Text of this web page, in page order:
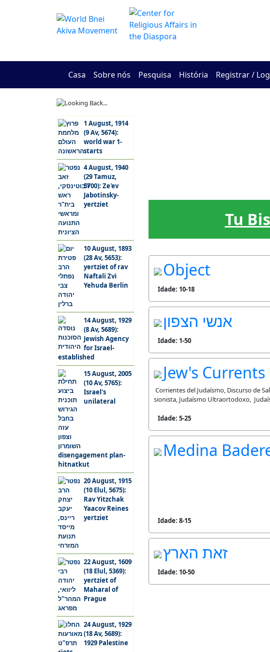
Casa Sobre nós Pesquisa História Registrar /
1 August, 1914
(9 Av, 5674):
world war 1-
starts
4 August, 1940
(29 Tamuz,
5700): Ze'ev
Jabotinsky-
yertziet
10 August, 1893
(28 Av, 5653):
yertziet of rav
Naftali Zvi
Yehuda Berlin
14 August, 1929
(8 Av, 5689):
Jewish Agency
for Israel-
established
15 August, 2005
(10 Av, 5765):
Israel's
unilateral
disengagement plan-
hitnatkut
20 August, 1915
(10 Elul, 5675):
Rav Yitzchak
Yaacov Reines
yertziet
22 August, 1609
(18 Elul, 5369):
yertziet of
Maharal of
Prague
24 August, 1929
(18 Av, 5689):
1929 Palestine
Tu
Object
Idade: 10-18
אנשי הצפון
Idade: 1-50
Jew's Currents
Corrientes del Judaísmo, Discurso de
sionista, Judaísmo Ultraortodoxo,
Idade: 5-25
Medina
Idade: 8-15
זאת הארץ
Idade: 10-50